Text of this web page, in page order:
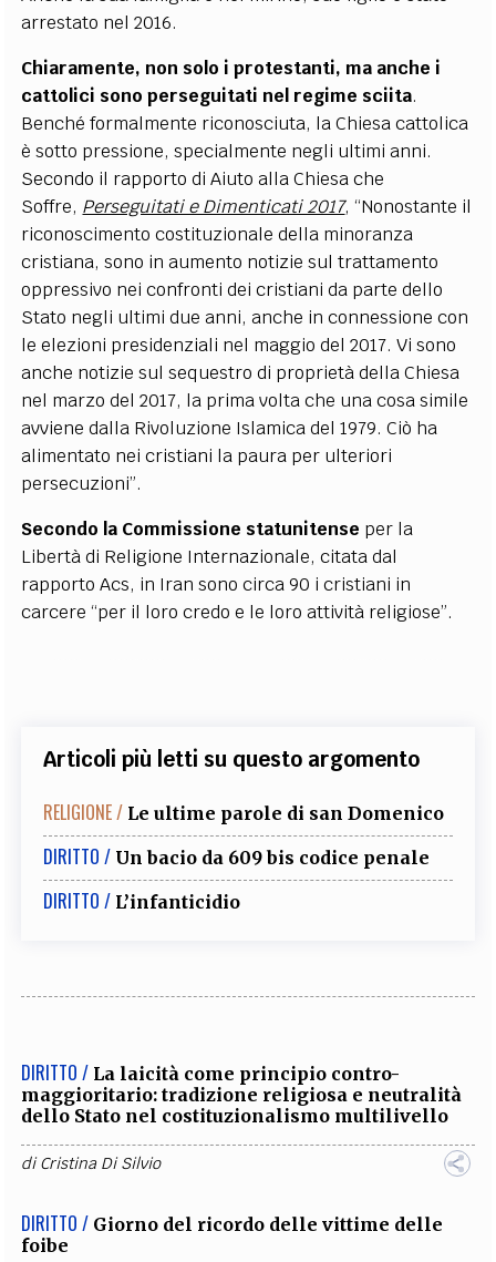
arrestato nel 2016.
Chiaramente, non solo i protestanti, ma anche i
cattolici sono perseguitati nel regime sciita.
Benché formalmente riconosciuta, la Chiesa cattolica
è sotto pressione, specialmente negli ultimi anni.
Secondo il rapporto di Aiuto alla Chiesa che
Soffre, Perseguitati e Dimenticati 2017, “Nonostante il
riconoscimento costituzionale della minoranza
cristiana, sono in aumento notizie sul trattamento
oppressivo nei confronti dei cristiani da parte dello
Stato negli ultimi due anni, anche in connessione con
le elezioni presidenziali nel maggio del 2017. Vi sono
anche notizie sul sequestro di proprietà della Chiesa
nel marzo del 2017, la prima volta che una cosa simile
avviene dalla Rivoluzione Islamica del 1979. Ciò ha
alimentato nei cristiani la paura per ulteriori
persecuzioni”.
Secondo la Commissione statunitense per la
Libertà di Religione Internazionale, citata dal
rapporto Acs, in Iran sono circa 90 i cristiani in
carcere “per il loro credo e le loro attività religiose”.
Articoli più letti su questo argomento
RELIGIONE / Le ultime parole di san Domenico
DIRITTO / Un bacio da 609 bis codice penale
DIRITTO / L’infanticidio
DIRITTO / La laicità come principio contro-
maggioritario: tradizione religiosa e neutralità
dello Stato nel costituzionalismo multilivello
diCristina Di Silvio
DIRITTO / Giorno del ricordo delle vittime delle
foibe